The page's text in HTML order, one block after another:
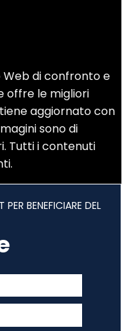
di confronto e
offre le migliori
aggiornato con
sono di
Tutti i contenuti
BENEFICIARE DEL